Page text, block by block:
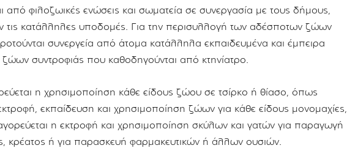
φιλοζωικές ενώσεις και σωματεία σε συνεργασία με τους δήμους,
τις κατάλληλες υποδομές. Για την περισυλλογή των αδέσποτων ζώων
συνεργεία από άτομα κατάλληλα εκπαιδευμένα και έμπειρα
συντροφιάς που καθοδηγούνται από κτηνίατρο.
η χρησιμοποίηση κάθε είδους ζώου σε τσίρκο ή θίασο, όπως
εκπαίδευση και χρησιμοποίηση ζώων για κάθε είδους μονομαχίες,
η εκτροφή και χρησιμοποίηση σκύλων και γατών για παραγωγή
κρέατος ή για παρασκευή φαρμακευτικών ή άλλων ουσιών.